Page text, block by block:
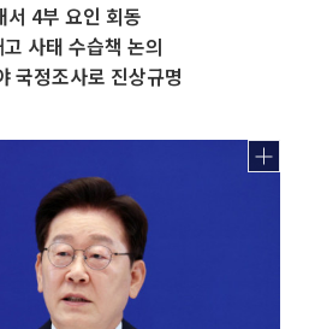
4부 요인 회동
사태 수습책 논의
국정조사로 진상규명